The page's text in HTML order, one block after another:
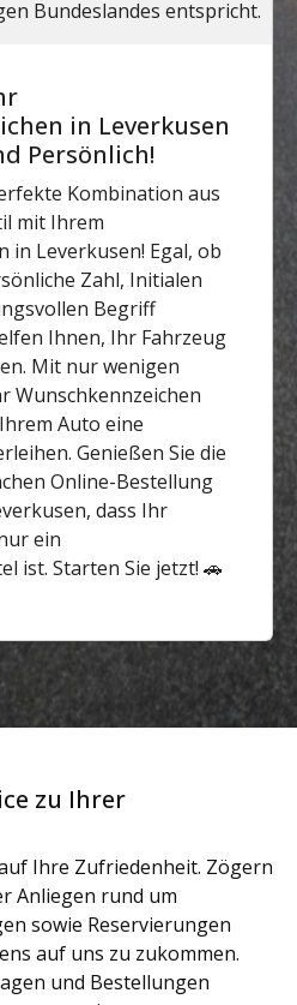
in Leverkusen
Persönlich!
Kombination aus
mit Ihrem
in Leverkusen! Egal, ob
Zahl, Initialen
Begriff
Ihnen, Ihr Fahrzeug
Mit nur wenigen
Wunschkennzeichen
Auto eine
Genießen Sie die
Online-Bestellung
dass Ihr
ein
ist. Starten Sie jetzt! 🚗
zu Ihrer
Ihre Zufriedenheit. Zögern
Anliegen rund um
sowie Reservierungen
auf uns zu zukommen.
und Bestellungen